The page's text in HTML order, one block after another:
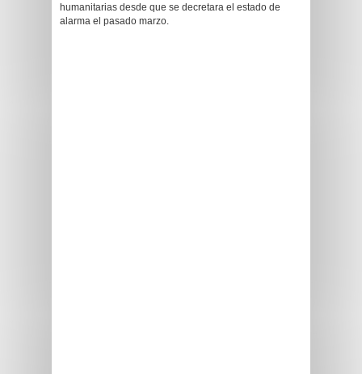
humanitarias desde que se decretara el estado de
alarma el pasado marzo.